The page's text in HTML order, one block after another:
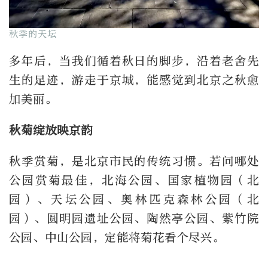
秋季的天坛
多年后，当我们循着秋日的脚步，沿着老舍先
生的足迹，游走于京城，能感觉到北京之秋愈
加美丽。
秋菊绽放映京韵
秋季赏菊，是北京市民的传统习惯。若问哪处
公园赏菊最佳，北海公园、国家植物园（北
园）、天坛公园、奥林匹克森林公园（北
园）、圆明园遗址公园、陶然亭公园、紫竹院
公园、中山公园，定能将菊花看个尽兴。